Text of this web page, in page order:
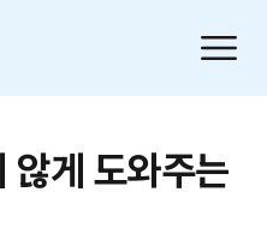
않게 도와주는